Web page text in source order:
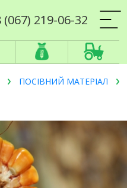
(067) 219-06-32
ПОСІВНИЙ МАТЕРІАЛ